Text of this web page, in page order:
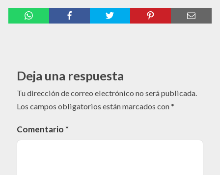
Deja una respuesta
Tu dirección de correo electrónico no será publicada.
Los campos obligatorios están marcados con*
Comentario *